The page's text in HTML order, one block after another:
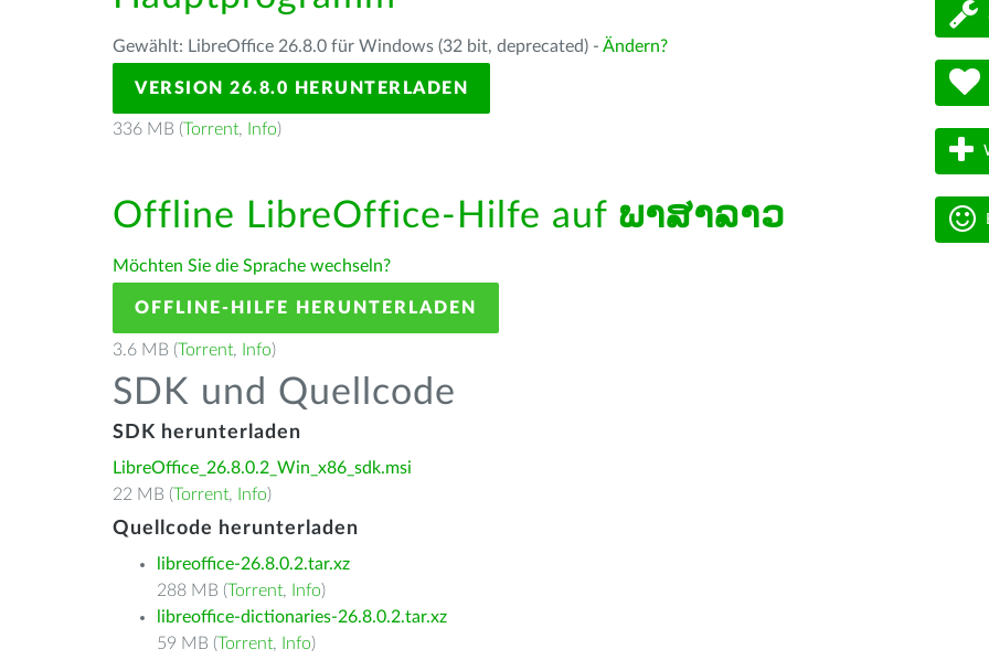
Gewählt: LibreOffice 26.8.0 für Windows (32 bit, deprecated) - Ändern?
VERSION 26.8.0 HERUNTERLADEN
336 MB (Torrent, Info)
Offline LibreOffice-Hilfe auf ພາສາລາວ
Möchten Sie die Sprache wechseln?
OFFLINE-HILFE HERUNTERLADEN
3.6 MB (Torrent, Info)
SDK und Quellcode
SDK herunterladen
LibreOffice_26.8.0.2_Win_x86_sdk.msi
22 MB (Torrent, Info)
Quellcode herunterladen
libreoffice-26.8.0.2.tar.xz
288 MB (Torrent, Info)
libreoffice-dictionaries-26.8.0.2.tar.xz
59 MB (Torrent, Info)